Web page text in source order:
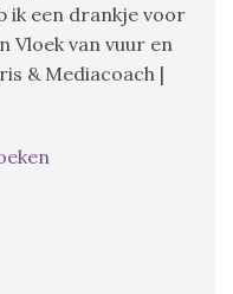
ik een drankje voor
Vloek van vuur en
& Mediacoach |